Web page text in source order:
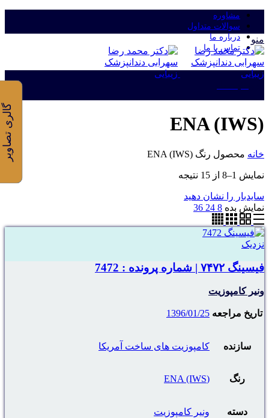
مشاوره
سوالات متداول
درباره ما
تماس با ما
منو
(ENA (IWS
خانه محصول رنگ (ENA (IWS
نمایش 1–8 از 15 نتیجه
سایدبار را نشان دهید
نمایش بده 8
24
36
نزدیک
فیسینگ ۷۴۷۲ | شماره پرونده : 7472
ونیر کامپوزیت
تاریخ مراجعه 1396/01/25
سازنده کامپوزیت های ساخت آمریکا
رنگ (ENA (IWS
دسته ونیر کامپوزیت
گالری تصاویر